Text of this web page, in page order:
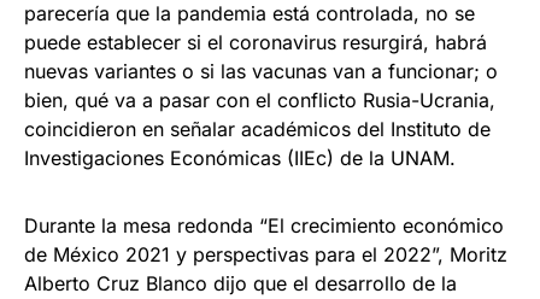
parecería que la pandemia está controlada, no se
puede establecer si el coronavirus resurgirá, habrá
nuevas variantes o si las vacunas van a funcionar; o
bien, qué va a pasar con el conflicto Rusia-Ucrania,
coincidieron en señalar académicos del Instituto de
Investigaciones Económicas (IIEc) de la UNAM.
Durante la mesa redonda “El crecimiento económico
de México 2021 y perspectivas para el 2022”, Moritz
Alberto Cruz Blanco dijo que el desarrollo de la